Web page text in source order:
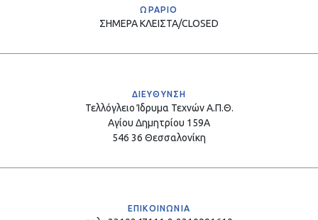
ΩΡΑΡΙΟ
ΣΗΜΕΡΑΚΛΕΙΣΤΑ/CLOSED
ΔΙΕΥΘΥΝΣΗ
Τελλόγλειο Ίδρυμα Τεχνών Α.Π.Θ.
Αγίου Δημητρίου 159Α
546 36 Θεσσαλονίκη
ΕΠΙΚΟΙΝΩΝΙΑ